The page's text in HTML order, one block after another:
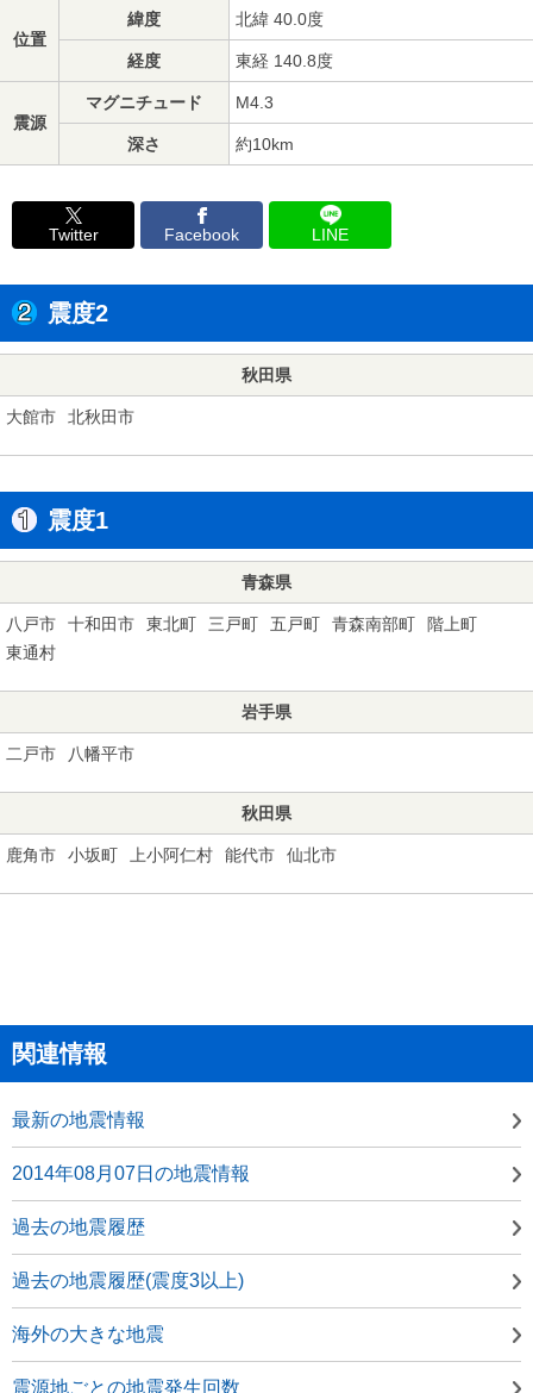
位置
緯度 北緯 40.0度
経度 東経 140.8度
震源
マグニチュード M4.3
深さ 約10km
Twitter Facebook LINE
震度2
秋田県
大館市 北秋田市
震度1
青森県
八戸市 十和田市 東北町 三戸町 五戸町 青森南部町
階上町
東通村
岩手県
二戸市 八幡平市
秋田県
鹿角市 小坂町 上小阿仁村 能代市 仙北市
関連情報
最新の地震情報
2014年08月07日の地震情報
過去の地震履歴
過去の地震履歴(震度3以上)
海外の大きな地震
震源地ごとの地震発生回数